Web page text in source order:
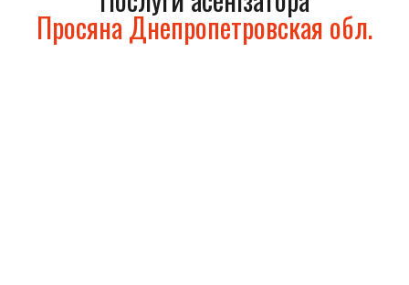
Просяна Днепропетровская обл.